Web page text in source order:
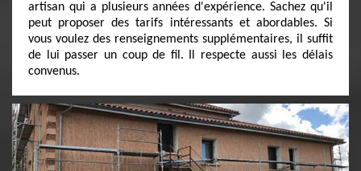
artisan qui a plusieurs années d'expérience. Sachez qu'il
peut proposer des tarifs intéressants et abordables. Si
vous voulez des renseignements supplémentaires, il suffit
de lui passer un coup de fil. Il respecte aussi les délais
convenus.